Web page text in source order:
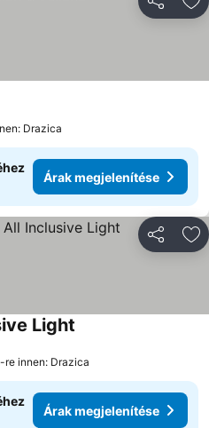
Drazica
Árak megjelenítése
Light
re innen: Drazica
Árak megjelenítése